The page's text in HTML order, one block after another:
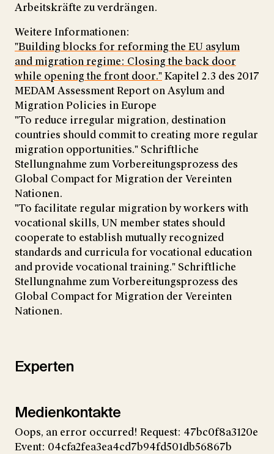
Arbeitskräfte zu verdrängen.
Weitere Informationen:
"Building blocks for reforming the EU asylum
and migration regime: Closing the back door
while opening the front door."Kapitel 2.3 des 2017
MEDAM Assessment Report on Asylum and
Migration Policies in Europe
"To reduce irregular migration, destination
countries should commit to creating more regular
migration opportunities." Schriftliche
Stellungnahme zum Vorbereitungsprozess des
Global Compact for Migration der Vereinten
Nationen.
"To facilitate regular migration by workers with
vocational skills, UN member states should
cooperate to establish mutually recognized
standards and curricula for vocational education
and provide vocational training." Schriftliche
Stellungnahme zum Vorbereitungsprozess des
Global Compact for Migration der Vereinten
Nationen.
Experten
Medienkontakte
Oops, an error occurred! Request: 47bc0f8a3120e
Event: 04cfa2fea3ea4cd7b94fd501db56867b